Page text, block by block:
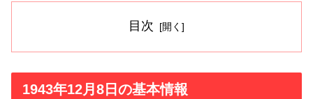
目次
1943年12月8日の基本情報